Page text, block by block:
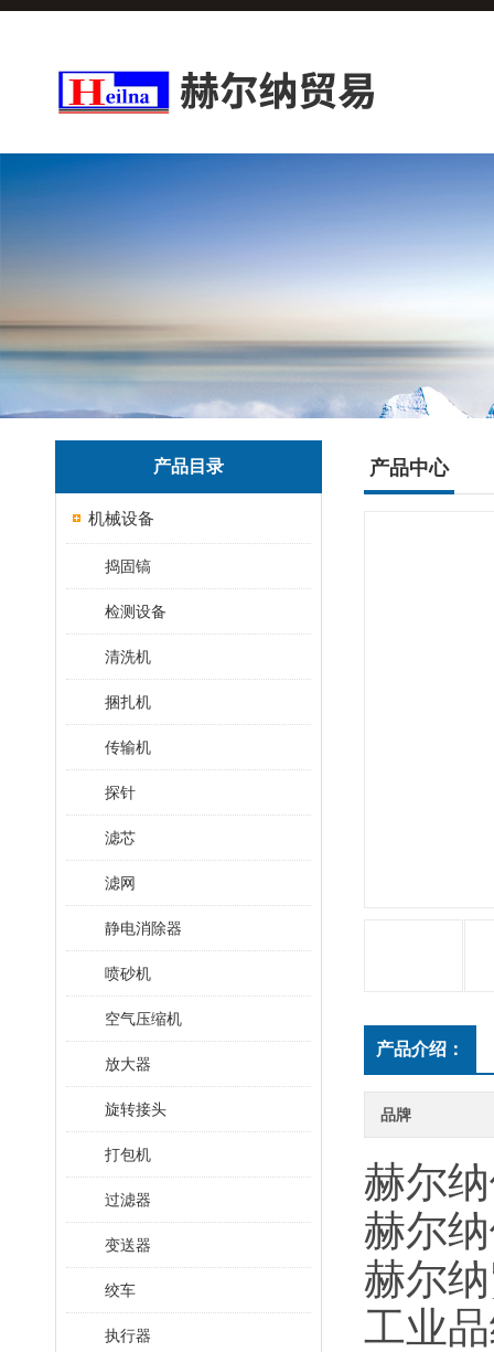
产品目录
机械设备
捣固镐
检测设备
清洗机
捆扎机
传输机
探针
滤芯
滤网
静电消除器
喷砂机
空气压缩机
放大器
旋转接头
打包机
过滤器
变送器
绞车
执行器
产品中心
产品介绍：
品牌
赫尔
赫尔
赫尔
工业